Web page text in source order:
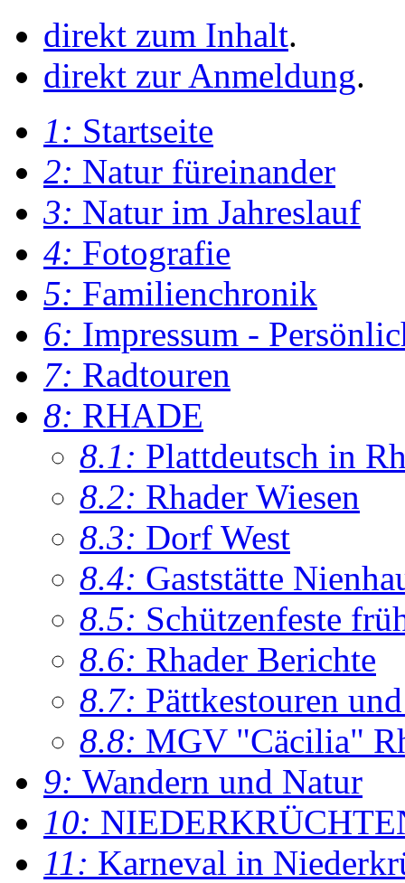
direkt zum Inhalt.
direkt zur Anmeldung.
1: Startseite
2: Natur füreinander
3: Natur im Jahreslauf
4: Fotografie
5: Familienchronik
6: Impressum -
7: Radtouren
8: RHADE
8.1: Plattdeutsch in
8.2: Rhader Wiesen
8.3: Dorf West
8.4: Gaststätte
8.5: Schützenfeste
8.6: Rhader Berichte
8.7: Pättkestouren
8.8: MGV "Cäcilia"
9: Wandern und Natur
10:
11: Karneval in